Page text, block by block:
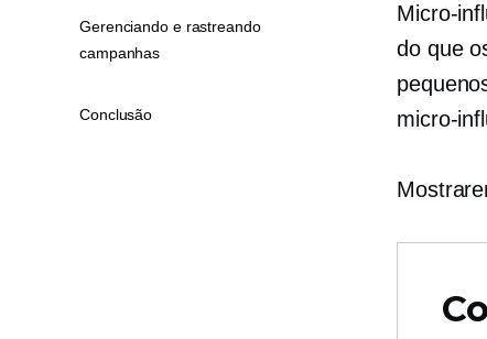
Micro-
do que
micro-
Gerenciando e rastreando
campanhas
Conclusão